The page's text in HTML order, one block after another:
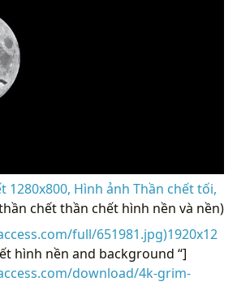
1280x800, Hình ảnh Thần chết tối,
chết thần chết hình nền và nền)
full/651981.jpg)1920x12
hình nền and background “]
download/4k-grim-